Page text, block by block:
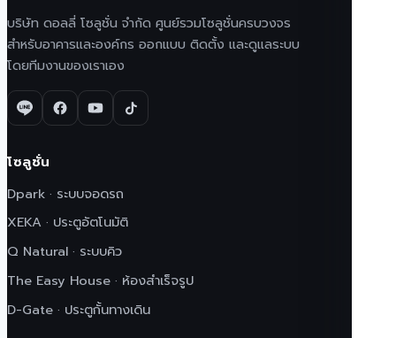
บริษัท ดอลลี่ โซลูชั่น จำกัด ศูนย์รวมโซลูชั่นครบวงจร
สำหรับอาคารและองค์กร ออกแบบ ติดตั้ง และดูแลระบบ
โดยทีมงานของเราเอง
โซลูชั่น
Dpark · ระบบจอดรถ
XEKA · ประตูอัตโนมัติ
Q Natural · ระบบคิว
The Easy House · ห้องสำเร็จรูป
D-Gate · ประตูกั้นทางเดิน